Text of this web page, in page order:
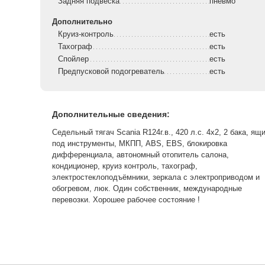
Дополнительно
Круиз-контроль
есть
Тахограф
есть
Спойлер
есть
Предпусковой подогреватель
есть
Дополнительные сведения:
Седельный тягач Scania R124г.в., 420 л.с. 4х2, 2 бака,
под инструменты, МКПП, ABS, EBS, блокировка
дифференциала, автономный отопитель салона,
кондиционер, круиз контроль, тахограф,
электростеклоподъёмники, зеркала с электроприводом и
обогревом, люк. Один собственник, международные
перевозки. Хорошее рабочее состояние !